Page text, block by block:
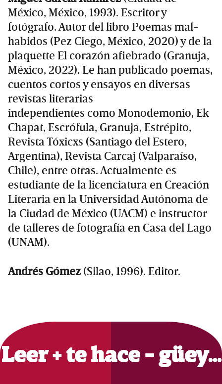
México, México, 1993). Escritor y
fotógrafo. Autor del libro Poemas mal-
habidos (Pez Ciego, México, 2020) y de la
plaquette El corazón afiebrado (Granuja,
México, 2022). Le han publicado poemas,
cuentos cortos y ensayos en diversas
revistas literarias
independientes como Monodemonio, Ek
Chapat, Escrófula, Granuja, Estrépito,
Revista Tóxicxs (Santiago del Estero,
Argentina), Revista Carcaj (Valparaíso,
Chile), entre otras. Actualmente es
estudiante de la licenciatura en Creación
Literaria en la Universidad Autónoma de
la Ciudad de México (UACM) e instructor
de talleres de fotografía en Casa del Lago
(UNAM).
Andrés Gómez (Silao, 1996). Editor.
Primary
Sidebar
Leer + te hace - güey…